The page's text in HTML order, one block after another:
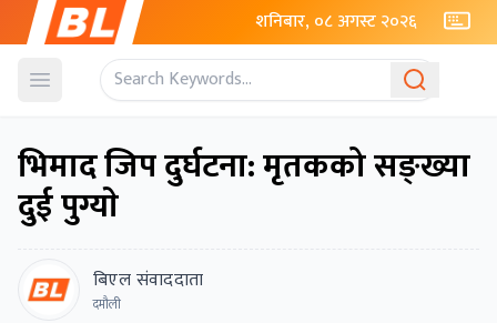
शनिबार, ०८ अगस्ट २०२६
Open menu
भिमाद जिप दुर्घटना: मृतकको सङ्ख्या
दुई पुग्याे
बिएल संवाददाता
दमौली